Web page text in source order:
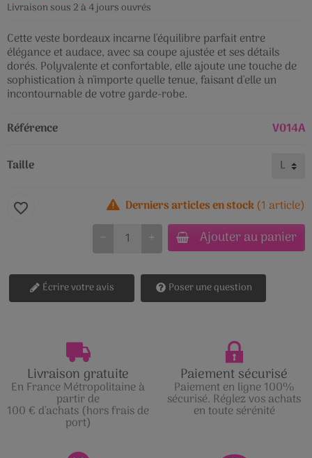
Livraison sous 2 à 4 jours ouvrés
Cette veste bordeaux incarne l'équilibre parfait entre
élégance et audace, avec sa coupe ajustée et ses détails
dorés. Polyvalente et confortable, elle ajoute une touche de
sophistication à n'importe quelle tenue, faisant d'elle un
incontournable de votre garde-robe.
Référence
V014A
Taille
Derniers articles en stock(1 article)
+
− Ajouter au panier
favorite_border
Écrire votre avis Poser une question
Livraison gratuite
En France Métropolitaine à
partir de
100 € d'achats (hors frais de
port)
Paiement sécurisé
Paiement en ligne 100%
sécurisé. Réglez vos achats
en toute sérénité